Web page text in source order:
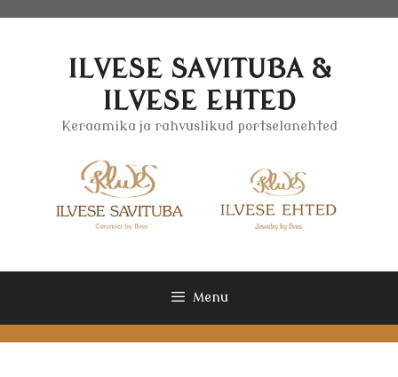
ILVESE SAVITUBA &
ILVESE EHTED
Keraamika ja rahvuslikud portselanehted
Menu